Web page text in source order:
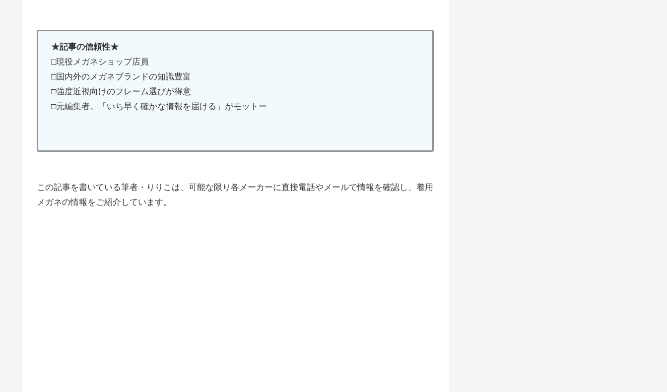
★記事の信頼性★
□現役メガネショップ店員
□国内外のメガネブランドの知識豊富
□強度近視向けのフレーム選びが得意
□元編集者。「いち早く確かな情報を届ける」がモットー
この記事を書いている筆者・りりこは、可能な限り各メーカーに直接電話やメールで情報を確認し、着用
メガネの情報をご紹介しています。